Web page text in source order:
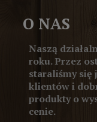
O NAS
Naszą
roku. Przez
staraliśmy się
klientów i
produkty o
cenie.